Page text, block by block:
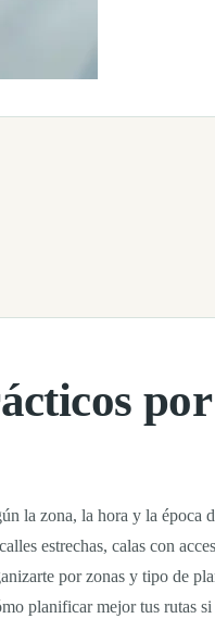
la zona, la hora y la época
estrechas, calas con
por zonas y tipo de
planificar mejor tus rutas